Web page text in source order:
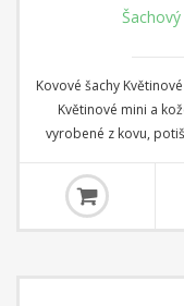
Kovové šachy
Květinové mini a
vyrobené z kovu,